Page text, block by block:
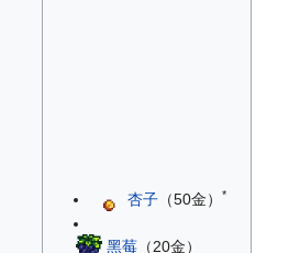
杏子（50金） *
黑莓（20金）